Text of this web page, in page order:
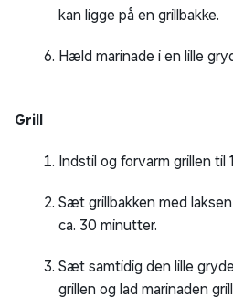
kan ligge på en grillbakke.
Hæld marinade i en lille
Grill
Indstil og forvarm grillen til
Sæt grillbakken med
ca. 30 minutter.
Sæt samtidig den lille
grillen og lad marinaden